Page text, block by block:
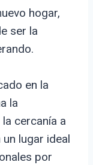
hogar,
ser la
en la
la
cercanía a
lugar ideal
por